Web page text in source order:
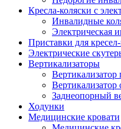
Кресла-коляски с
Инвалидные
Электрическая
Приставки для
Электрические
Вертикализаторы
Вертикализатор
Заднеопорный
Ходунки
Медицинские кровати